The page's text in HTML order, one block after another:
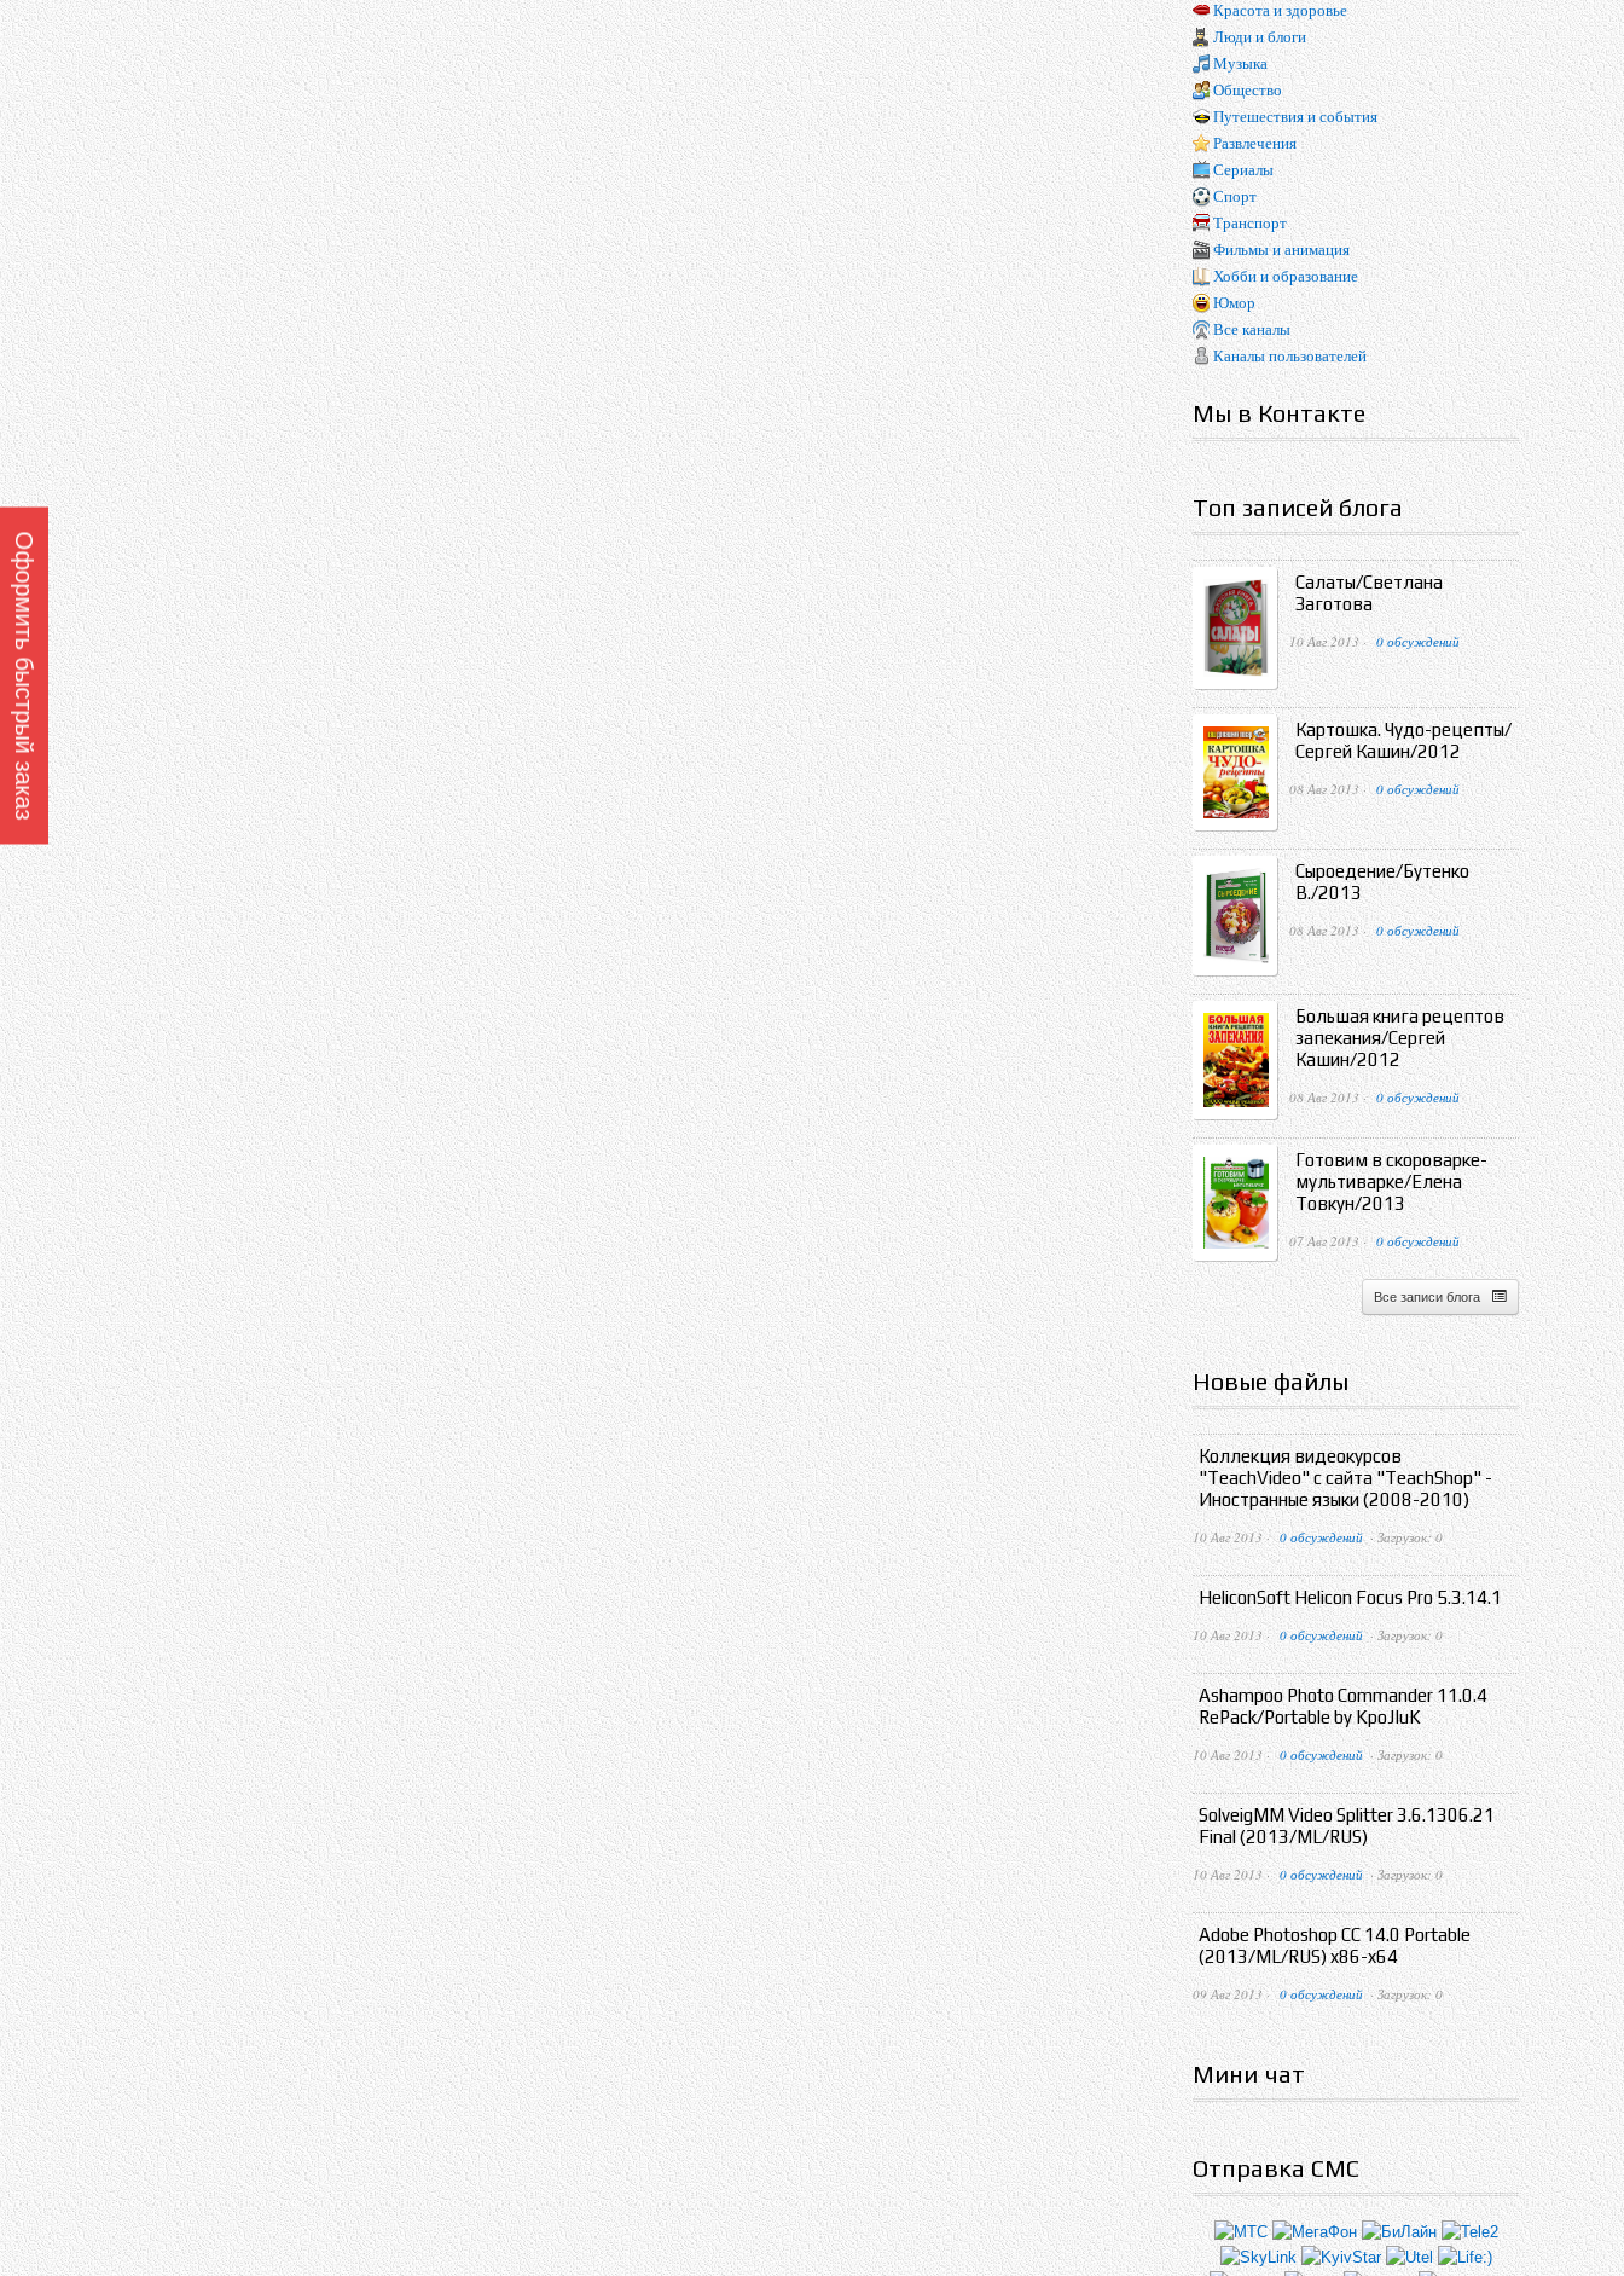
Красота и здоровье
Люди и блоги
Музыка
Общество
Путешествия и события
Развлечения
Сериалы
Спорт
Транспорт
Фильмы и анимация
Хобби и образование
Юмор
Все каналы
Каналы пользователей
Мы в Контакте
Топ записей блога
Салаты/Светлана
Заготова
10 Авг 2013 · 0 обсуждений
Картошка. Чудо-рецепты/
Сергей Кашин/2012
08 Авг 2013 · 0 обсуждений
Сыроедение/Бутенко
В./2013
08 Авг 2013 · 0 обсуждений
Большая книга рецептов
запекания/Сергей
Кашин/2012
08 Авг 2013 · 0 обсуждений
Готовим в скороварке-
мультиварке/Елена
Товкун/2013
07 Авг 2013 · 0 обсуждений
Все записи блога
Новые файлы
Коллекция видеокурсов
"TeachVideo" с сайта "TeachShop" -
Иностранные языки (2008-2010)
10 Авг 2013 · 0 обсуждений · Загрузок: 0
HeliconSoft Helicon Focus Pro 5.3.14.1
10 Авг 2013 · 0 обсуждений · Загрузок: 0
Ashampoo Photo Commander 11.0.4
RePack/Portable by KpoJIuK
10 Авг 2013 · 0 обсуждений · Загрузок: 0
SolveigMM Video Splitter 3.6.1306.21
Final (2013/ML/RUS)
10 Авг 2013 · 0 обсуждений · Загрузок: 0
Adobe Photoshop CC 14.0 Portable
(2013/ML/RUS) x86-x64
09 Авг 2013 · 0 обсуждений · Загрузок: 0
Мини чат
Отправка СМС
Оформить быстрый заказ